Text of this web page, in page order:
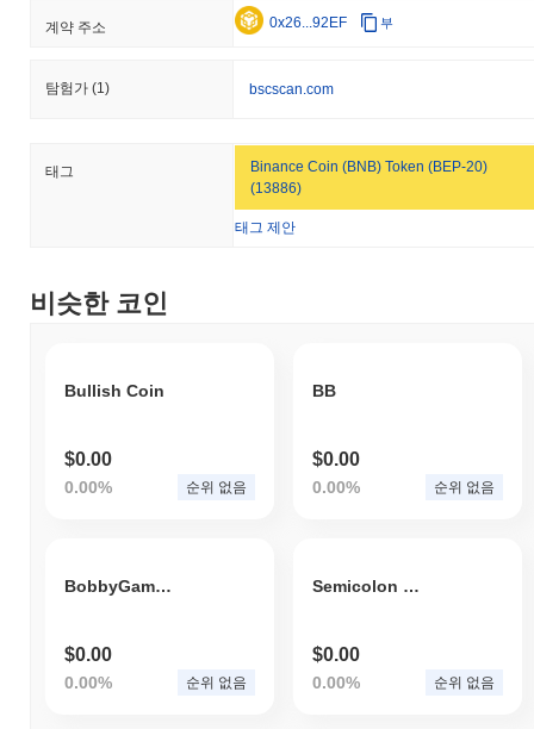
계약 주소 0x26...92EF 부
탐험가 (1) bscscan.com
태그
Binance Coin (BNB) Token (BEP-20)
(13886)
태그 제안
비슷한 코인
Bullish Coin
$0.00
0.00% 순위 없음
BB
$0.00
0.00% 순위 없음
BobbyGames
$0.00
0.00% 순위 없음
Semicolon Inu
$0.00
0.00% 순위 없음